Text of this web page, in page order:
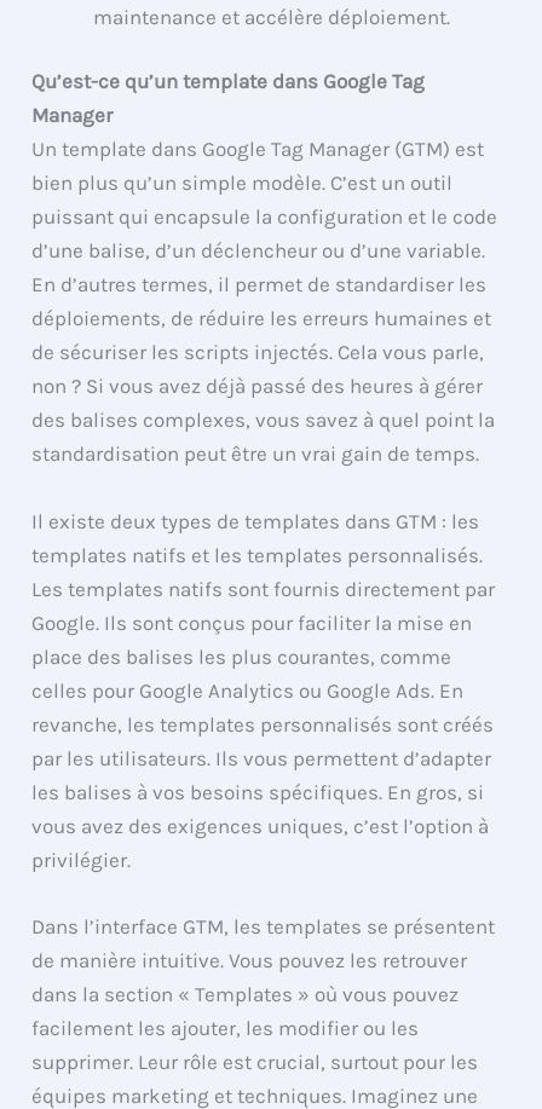
maintenance et accélère déploiement.
Qu’est-ce qu’un template dans Google Tag
Manager
Un template dans Google Tag Manager (GTM) est
bien plus qu’un simple modèle. C’est un outil
puissant qui encapsule la configuration et le code
d’une balise, d’un déclencheur ou d’une variable.
En d’autres termes, il permet de standardiser les
déploiements, de réduire les erreurs humaines et
de sécuriser les scripts injectés. Cela vous parle,
non ? Si vous avez déjà passé des heures à gérer
des balises complexes, vous savez à quel point la
standardisation peut être un vrai gain de temps.
Il existe deux types de templates dans GTM : les
templates natifs et les templates personnalisés.
Les templates natifs sont fournis directement par
Google. Ils sont conçus pour faciliter la mise en
place des balises les plus courantes, comme
celles pour Google Analytics ou Google Ads. En
revanche, les templates personnalisés sont créés
par les utilisateurs. Ils vous permettent d’adapter
les balises à vos besoins spécifiques. En gros, si
vous avez des exigences uniques, c’est l’option à
privilégier.
Dans l’interface GTM, les templates se présentent
de manière intuitive. Vous pouvez les retrouver
dans la section « Templates » où vous pouvez
facilement les ajouter, les modifier ou les
supprimer. Leur rôle est crucial, surtout pour les
équipes marketing et techniques. Imaginez une